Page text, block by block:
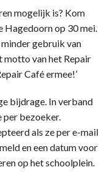
mogelijk is? Kom
Hagedoorn op 30 mei.
gebruik van
motto van het Repair
Café ermee!’
bijdrage. In verband
per bezoeker.
als ze per e-mail
en een datum voor
op het schoolplein.